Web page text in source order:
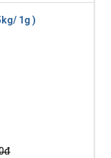
1g )